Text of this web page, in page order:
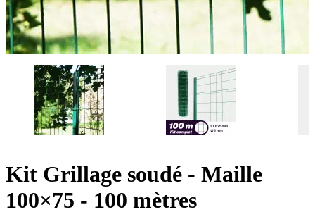
Kit Grillage soudé - Maille
100×75 - 100 mètres